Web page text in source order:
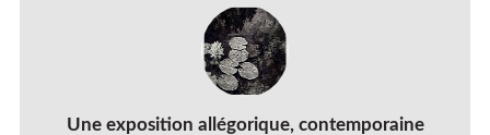
Une exposition allégorique, contemporaine